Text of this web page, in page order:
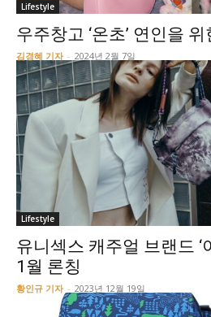
Lifestyle
우주창고 ‘온초’ 연인을
김경혜 기자 - 2024년 2월 7일
Lifestyle
유니섹스 캐주얼 브랜드 ‘
1월 론칭
황인규 기자 - 2023년 12월 19일